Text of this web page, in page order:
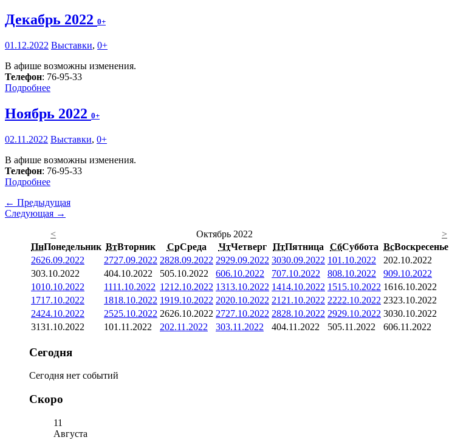
Декабрь 2022 0+
01.12.2022 Выставки, 0+
В афише возможны изменения.
Телефон: 76-95-33
Подробнее
Ноябрь 2022 0+
02.11.2022 Выставки, 0+
В афише возможны изменения.
Телефон: 76-95-33
Подробнее
← Предыдущая
Следующая →
<
Октябрь 2022
>
ПнПонедельник ВтВторник СрСреда ЧтЧетверг ПтПятница СбСуббота ВсВоскресенье
2626.09.2022 2727.09.2022 2828.09.2022 2929.09.2022 3030.09.2022 101.10.2022 202.10.2022
303.10.2022 404.10.2022 505.10.2022 606.10.2022 707.10.2022 808.10.2022 909.10.2022
1010.10.2022 1111.10.2022 1212.10.2022 1313.10.2022 1414.10.2022 1515.10.2022 1616.10.2022
1717.10.2022 1818.10.2022 1919.10.2022 2020.10.2022 21 21.10.2022 2222.10.2022 2323.10.2022
2424.10.2022 2525.10.2022 2626.10.2022 2727.10.2022 2828.10.2022 2929.10.2022 3030.10.2022
3131.10.2022 101.11.2022 202.11.2022 303.11.2022 404.11.2022 505.11.2022 606.11.2022
Сегодня
Сегодня нет событий
Скоро
11
Августа